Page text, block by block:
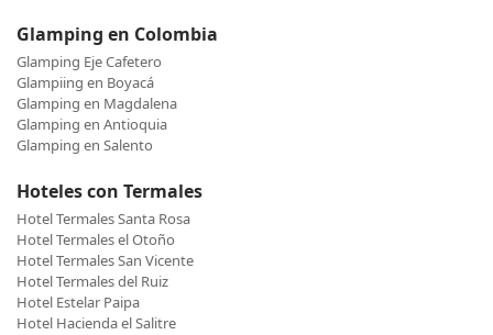
Glamping en Colombia
Glamping Eje Cafetero
Glampiing en Boyacá
Glamping en Magdalena
Glamping en Antioquia
Glamping en Salento
Hoteles con Termales
Hotel Termales Santa Rosa
Hotel Termales el Otoño
Hotel Termales San Vicente
Hotel Termales del Ruiz
Hotel Estelar Paipa
Hotel Hacienda el Salitre